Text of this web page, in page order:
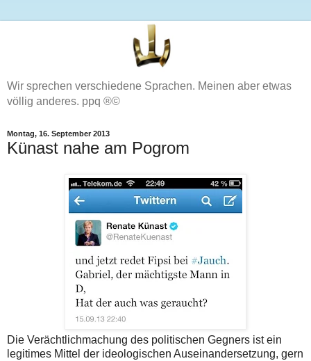
Wir sprechen verschiedene Sprachen. Meinen aber etwas
völlig anderes. ppq ®©
Montag, 16. September 2013
Künast nahe am Pogrom
Die Verächtlichmachung des politischen Gegners ist ein
legitimes Mittel der ideologischen Auseinandersetzung, gern